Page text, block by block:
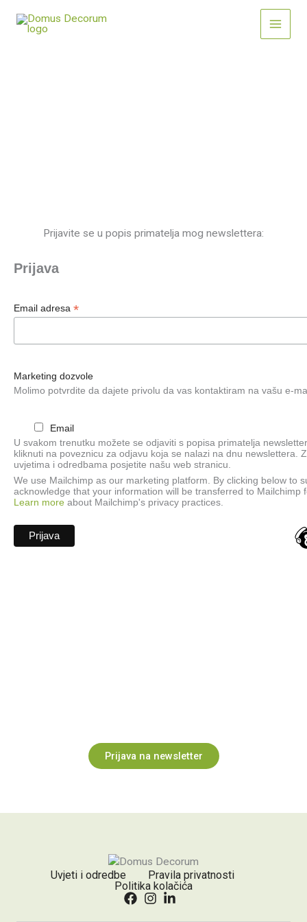
Prijavite se u popis primatelja mog newslettera:
Prijava
Email adresa *
Marketing dozvole
Molimo potvrdite da dajete privolu da vas kontaktiram na vašu e-
Email
U svakom trenutku možete se odjaviti s popisa primatelja
kliknuti na poveznicu za odjavu koja se nalazi na dnu newslettera.
uvjetima i odredbama posjetite našu web stranicu.
We use Mailchimp as our marketing platform. By clicking below to
acknowledge that your information will be transferred to Mailchimp
Learn more about Mailchimp's privacy practices.
Prijava na newsletter
Uvjeti i odredbe
Pravila privatnosti
Politika kolačića